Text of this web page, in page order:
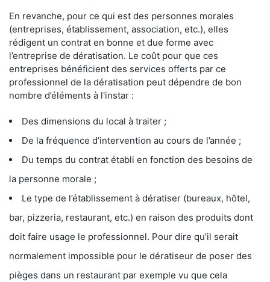
En revanche, pour ce qui est des personnes morales
(entreprises, établissement, association, etc.), elles
rédigent un contrat en bonne et due forme avec
l’entreprise de dératisation. Le coût pour que ces
entreprises bénéficient des services offerts par ce
professionnel de la dératisation peut dépendre de bon
nombre d’éléments à l'instar :
Des dimensions du local à traiter ;
De la fréquence d’intervention au cours de l’année ;
Du temps du contrat établi en fonction des besoins de
la personne morale ;
Le type de l’établissement à dératiser (bureaux, hôtel,
bar, pizzeria, restaurant, etc.) en raison des produits dont
doit faire usage le professionnel. Pour dire qu’il serait
normalement impossible pour le dératiseur de poser des
pièges dans un restaurant par exemple vu que cela